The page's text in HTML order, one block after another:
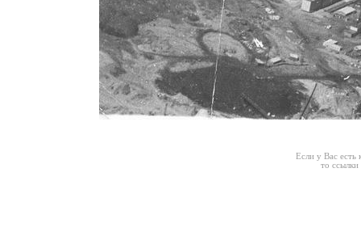
Если у Вас есть
то ссылки